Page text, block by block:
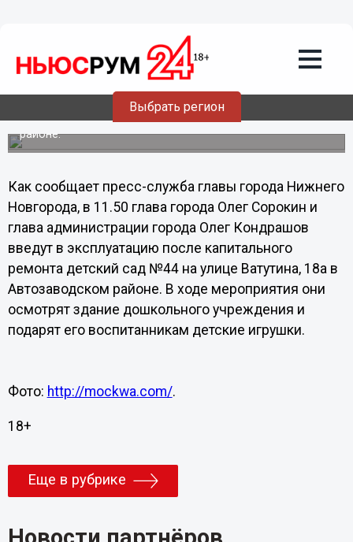
Выбрать регион
04.11.201309:00
Детский сад откроется в Нижнем
Новгороде после ремонта
Дошкольное учреждение находится в Автозаводском
районе.
Как сообщает пресс-служба главы города Нижнего
Новгорода, в 11.50 глава города Олег Сорокин и
глава администрации города Олег Кондрашов
введут в эксплуатацию после капитального
ремонта детский сад №44 на улице Ватутина, 18а в
Автозаводском районе. В ходе мероприятия они
осмотрят здание дошкольного учреждения и
подарят его воспитанникам детские игрушки.
Фото: http://mockwa.com/.
18+
Еще в рубрике